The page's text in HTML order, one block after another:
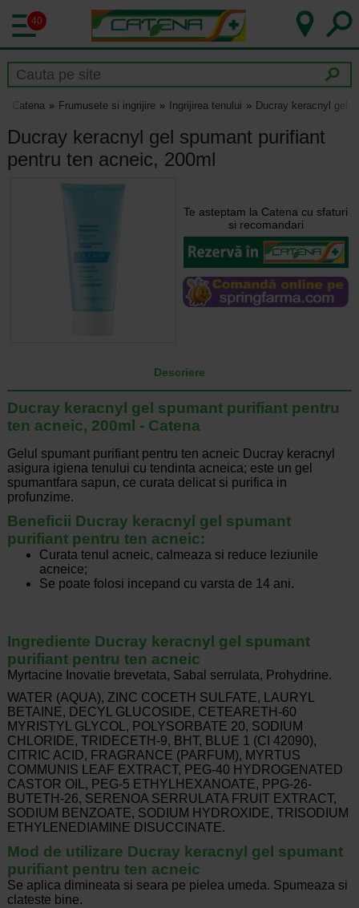
40
Catena Frumusete si ingrijire Ingrijirea tenului Ducray keracnyl gel
Ducray keracnyl gel spumant purifiant
pentru ten acneic, 200ml
Te asteptam la Catena cu sfaturi
si recomandari
Descriere
Ducray keracnyl gel spumant purifiant pentru
ten acneic, 200ml - Catena
Gelul spumant purifiant pentru ten acneic Ducray keracnyl
asigura igiena tenului cu tendinta acneica; este un gel
spumantfara sapun, ce curata delicat si purifica in
profunzime.
Beneficii Ducray keracnyl gel spumant
purifiant pentru ten acneic:
Curata tenul acneic, calmeaza si reduce leziunile
acneice;
Se poate folosi incepand cu varsta de 14 ani.
Ingrediente Ducray keracnyl gel spumant
purifiant pentru ten acneic
Myrtacine Inovatie brevetata, Sabal serrulata, Prohydrine.
WATER (AQUA), ZINC COCETH SULFATE, LAURYL
BETAINE, DECYL GLUCOSIDE, CETEARETH-60
MYRISTYL GLYCOL, POLYSORBATE 20, SODIUM
CHLORIDE, TRIDECETH-9, BHT, BLUE 1 (CI 42090),
CITRIC ACID, FRAGRANCE (PARFUM), MYRTUS
COMMUNIS LEAF EXTRACT, PEG-40 HYDROGENATED
CASTOR OIL, PEG-5 ETHYLHEXANOATE, PPG-26-
BUTETH-26, SERENOA SERRULATA FRUIT EXTRACT,
SODIUM BENZOATE, SODIUM HYDROXIDE, TRISODIUM
ETHYLENEDIAMINE DISUCCINATE.
Mod de utilizare Ducray keracnyl gel spumant
purifiant pentru ten acneic
Se aplica dimineata si seara pe pielea umeda. Spumeaza si
clateste bine.